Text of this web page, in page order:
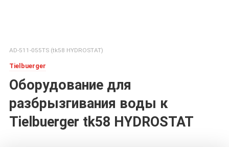
AD-511-055TS (tk58 HYDROSTAT)
Tielbuerger
Оборудование для
разбрызгивания воды к
Tielbuerger tk58 HYDROSTAT